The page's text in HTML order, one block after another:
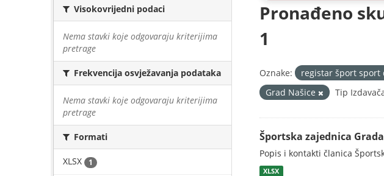
Visokovrijedni podaci
Nema stavki koje odgovaraju kriterijima
pretrage
Frekvencija osvježavanja podataka
Nema stavki koje odgovaraju kriterijima
pretrage
Formati
XLSX 1
Pronađeno
1
Oznake: registar šport sport
Grad Našice
Tip
Športska zajednica
Popis i kontakti članica
XLSX